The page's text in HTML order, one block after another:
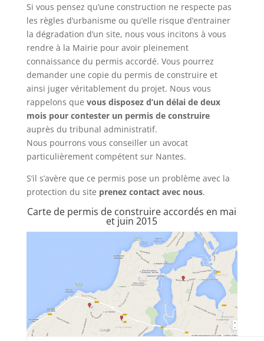
Si vous pensez qu’une construction ne respecte pas
les règles d’urbanisme ou qu’elle risque d’entrainer
la dégradation d’un site, nous vous incitons à vous
rendre à la Mairie pour avoir pleinement
connaissance du permis accordé. Vous pourrez
demander une copie du permis de construire et
ainsi juger véritablement du projet. Nous vous
rappelons que vous disposez d’un délai de deux
mois pour contester un permis de construire
auprès du tribunal administratif.
Nous pourrons vous conseiller un avocat
particulièrement compétent sur Nantes.
S’il s’avère que ce permis pose un problème avec la
protection du site prenez contact avec nous.
Carte de permis de construire accordés en mai
et juin 2015